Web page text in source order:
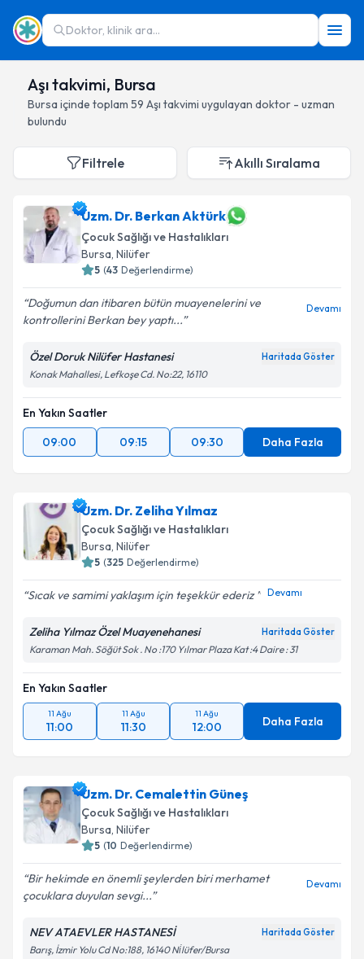
Doktor, klinik ara...
Aşı takvimi, Bursa
Bursa içinde toplam 59 Aşı takvimi uygulayan doktor - uzman
bulundu
Filtrele Akıllı Sıralama
Uzm. Dr. Berkan Aktürk
Çocuk Sağlığı ve Hastalıkları
Bursa, Nilüfer
5 (43 Değerlendirme)
Doğumun dan itibaren bütün muayenelerini ve
kontrollerini Berkan bey yaptı...
Devamı
Özel Doruk Nilüfer Hastanesi Haritada Göster
Konak Mahallesi, Lefkoşe Cd. No:22, 16110
En Yakın Saatler
09:00
09:15 09:30 Daha Fazla
Uzm. Dr. Zeliha Yılmaz
Çocuk Sağlığı ve Hastalıkları
Bursa, Nilüfer
5 (325 Değerlendirme)
Sıcak ve samimi yaklaşım için teşekkür ederiz Devamı
Zeliha Yılmaz Özel Muayenehanesi Haritada Göster
Karaman Mah. Söğüt Sok . No :170 Yılmar Plaza Kat :4 Daire : 31
En Yakın Saatler
11 Ağu
11:00
11 Ağu
11:30
11 Ağu
12:00 Daha Fazla
Uzm. Dr. Cemalettin Güneş
Çocuk Sağlığı ve Hastalıkları
Bursa, Nilüfer
5 (10 Değerlendirme)
Bir hekimde en önemli şeylerden biri merhamet
çocuklara duyulan sevgi...
Devamı
NEV ATAEVLER HASTANESİ Haritada Göster
Barış, İzmir Yolu Cd No:188, 16140 Ni̇lüfer/Bursa